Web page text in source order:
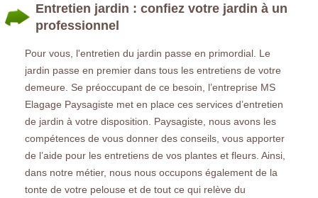
Entretien jardin : confiez votre jardin à un
professionnel
Pour vous, l'entretien du jardin passe en primordial. Le
jardin passe en premier dans tous les entretiens de votre
demeure. Se préoccupant de ce besoin, l’entreprise MS
Elagage Paysagiste met en place ces services d’entretien
de jardin à votre disposition. Paysagiste, nous avons les
compétences de vous donner des conseils, vous apporter
de l’aide pour les entretiens de vos plantes et fleurs. Ainsi,
dans notre métier, nous nous occupons également de la
tonte de votre pelouse et de tout ce qui relève du